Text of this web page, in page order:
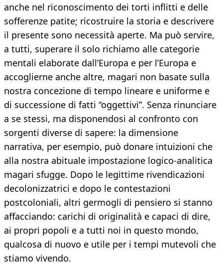
anche nel riconoscimento dei torti inflitti e delle
sofferenze patite; ricostruire la storia e descrivere
il presente sono necessità aperte. Ma può servire,
a tutti, superare il solo richiamo alle categorie
mentali elaborate dall’Europa e per l’Europa e
accoglierne anche altre, magari non basate sulla
nostra concezione di tempo lineare e uniforme e
di successione di fatti “oggettivi”. Senza rinunciare
a se stessi, ma disponendosi al confronto con
sorgenti diverse di sapere: la dimensione
narrativa, per esempio, può donare intuizioni che
alla nostra abituale impostazione logico-analitica
magari sfugge. Dopo le legittime rivendicazioni
decolonizzatrici e dopo le contestazioni
postcoloniali, altri germogli di pensiero si stanno
affacciando: carichi di originalità e capaci di dire,
ai propri popoli e a tutti noi in questo mondo,
qualcosa di nuovo e utile per i tempi mutevoli che
stiamo vivendo.